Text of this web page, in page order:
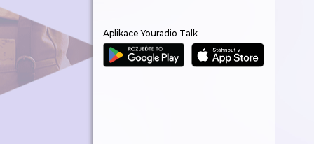
Aplikace Youradio Talk